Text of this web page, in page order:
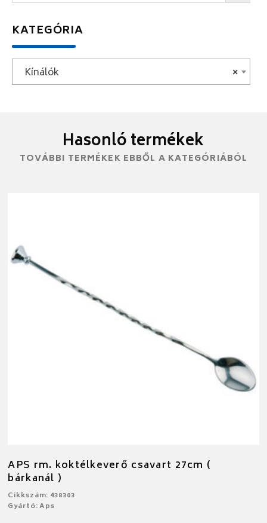
KATEGÓRIA
×
Kínálók
Hasonló termékek
TOVÁBBI TERMÉKEK EBBŐL A KATEGÓRIÁBÓL
APS rm. koktélkeverő csavart 27cm (
bárkanál )
Cikkszám: 438303
Gyártó: Aps